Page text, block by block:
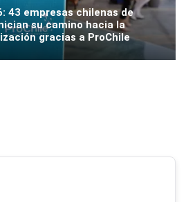
43 empresas chilenas de
su camino hacia la
gracias a ProChile